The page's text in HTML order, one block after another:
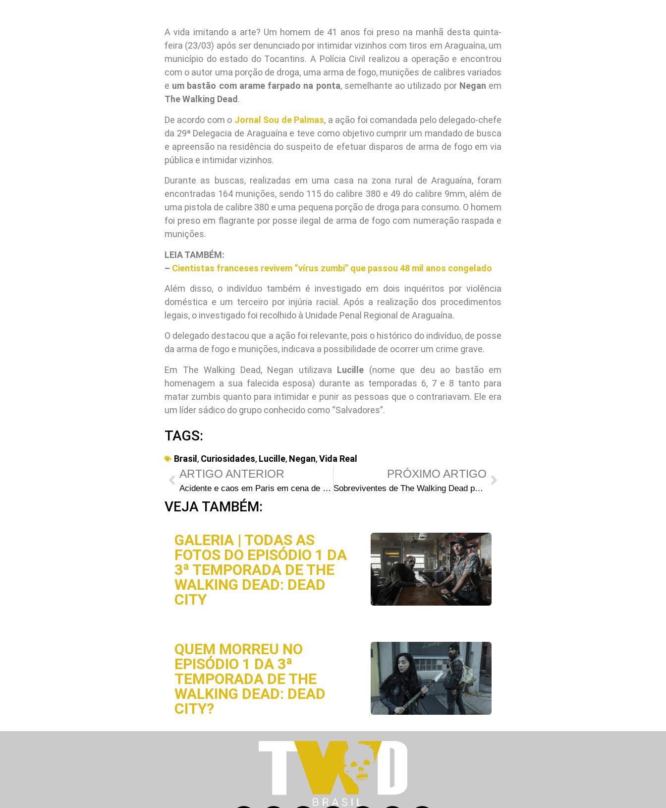
A vida imitando a arte? Um homem de 41 anos foi preso na manhã desta quinta-
feira (23/03) após ser denunciado por intimidar vizinhos com tiros em Araguaína, um
município do estado do Tocantins. A Polícia Civil realizou a operação e encontrou
com o autor uma porção de droga, uma arma de fogo, munições de calibres variados
e um bastão com arame farpado na ponta, semelhante ao utilizado por Negan em
The Walking Dead.
De acordo com o Jornal Sou de Palmas, a ação foi comandada pelo delegado-chefe
da 29ª Delegacia de Araguaína e teve como objetivo cumprir um mandado de busca
e apreensão na residência do suspeito de efetuar disparos de arma de fogo em via
pública e intimidar vizinhos.
Durante as buscas, realizadas em uma casa na zona rural de Araguaína, foram
encontradas 164 munições, sendo 115 do calibre 380 e 49 do calibre 9mm, além de
uma pistola de calibre 380 e uma pequena porção de droga para consumo. O homem
foi preso em flagrante por posse ilegal de arma de fogo com numeração raspada e
munições.
LEIA TAMBÉM:
– Cientistas franceses revivem “vírus zumbi” que passou 48 mil anos congelado
Além disso, o indivíduo também é investigado em dois inquéritos por violência
doméstica e um terceiro por injúria racial. Após a realização dos procedimentos
legais, o investigado foi recolhido à Unidade Penal Regional de Araguaína.
O delegado destacou que a ação foi relevante, pois o histórico do indivíduo, de posse
da arma de fogo e munições, indicava a possibilidade de ocorrer um crime grave.
Em The Walking Dead, Negan utilizava Lucille (nome que deu ao bastão em
homenagem a sua falecida esposa) durante as temporadas 6, 7 e 8 tanto para
matar zumbis quanto para intimidar e punir as pessoas que o contrariavam. Ele era
um líder sádico do grupo conhecido como “Salvadores”.
TAGS:
Brasil , Curiosidades, Lucille, Negan,Vida Real
ARTIGO ANTERIOR
Acidente e caos em Paris em cena de The Walking Dead: Daryl Dixon
PRÓXIMO ARTIGO
Sobreviventes de The Walking Dead podem retornar em spin-offs
VEJA TAMBÉM:
GALERIA | TODAS AS
FOTOS DO EPISÓDIO 1 DA
3ª TEMPORADA DE THE
WALKING DEAD: DEAD
CITY
QUEM MORREU NO
EPISÓDIO 1 DA 3ª
TEMPORADA DE THE
WALKING DEAD: DEAD
CITY?